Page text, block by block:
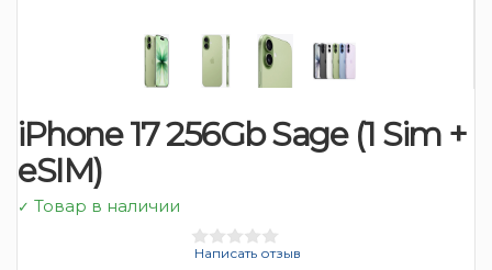
iPhone 17 256Gb Sage (1 Sim +
eSIM)
✓ Товар в наличии
Написать отзыв